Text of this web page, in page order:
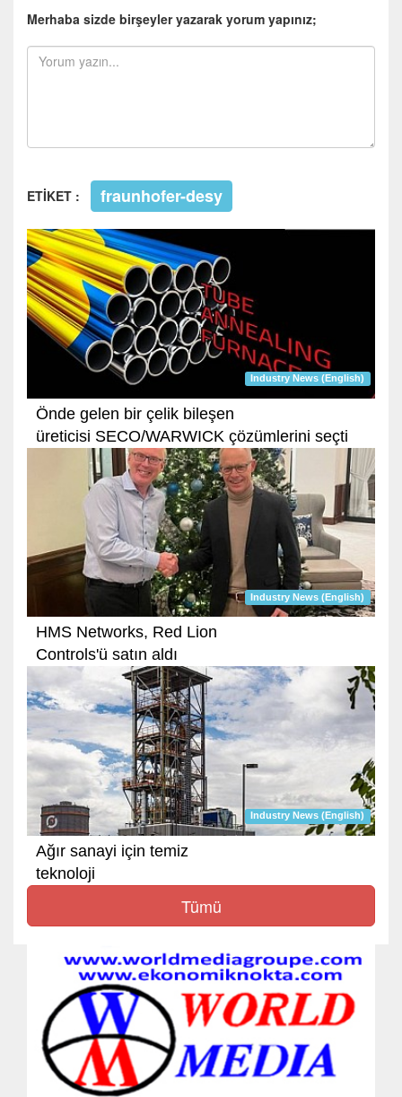
Merhaba sizde birşeyler yazarak yorum yapınız;
ETİKET : fraunhofer-desy
Industry News (English)
Önde gelen bir çelik bileşen
üreticisi SECO/WARWICK çözümlerini seçti
Industry News (English)
HMS Networks, Red Lion
Controls'ü satın aldı
Industry News (English)
Ağır sanayi için temiz
teknoloji
Tümü